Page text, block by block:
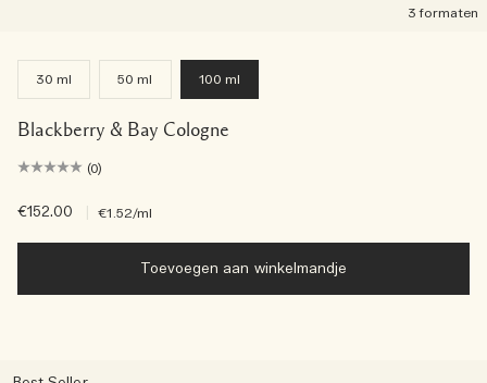
3 formaten
30 ml 50 ml 100 ml
Blackberry & Bay Cologne
(0)
€152.00 €1.52/ml
Toevoegen aan winkelmandje